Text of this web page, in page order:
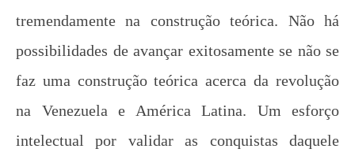
tremendamente na construção teórica. Não há
possibilidades de avançar exitosamente se não se
faz uma construção teórica acerca da revolução
na Venezuela e América Latina. Um esforço
intelectual por validar as conquistas daquele